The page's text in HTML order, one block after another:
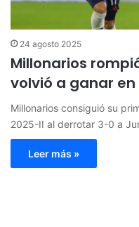
24 agosto 2025
Millonarios
volvió a ganar en
Millonarios consiguió su
2025-II al derrotar 3-0 a
Leer más »